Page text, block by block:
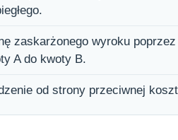
zaskarżonego wyroku
A do kwoty B.
od strony przeciwnej